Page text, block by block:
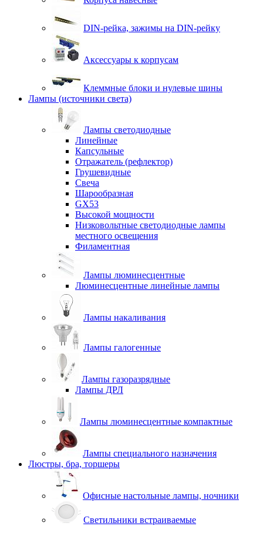
DIN-рейка, зажимы на DIN-рейку
Аксессуары к корпусам
Клеммные блоки и нулевые шины
Лампы (источники света)
Лампы светодиодные
Линейные
Капсульные
Отражатель (рефлектор)
Грушевидные
Свеча
Шарообразная
GX53
Высокой мощности
Низковольтные светодиодные лампы
местного освещения
Филаментная
Лампы люминесцентные
Люминесцентные линейные лампы
Лампы накаливания
Лампы галогенные
Лампы газоразрядные
Лампы ДРЛ
Лампы люминесцентные компактные
Лампы специального назначения
Люстры, бра, торшеры
Офисные настольные лампы, ночники
Светильники встраиваемые